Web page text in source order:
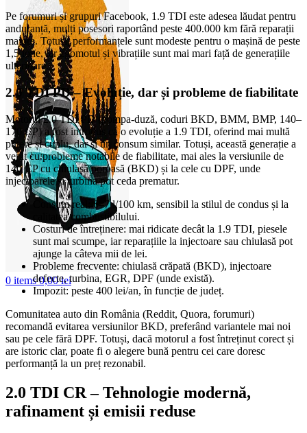
0 items 0,00lei
Pe forumuri și grupuri Facebook, 1.9 TDI este adesea lăudat pentru
anduranță, mulți posesori raportând peste 400.000 km fără reparații
majore. Totuși, performanțele sunt modeste pentru o mașină de peste
1,5 tone, iar zgomotul și vibrațiile sunt mai mari față de generațiile
ulterioare.
2.0 TDI PD – Evoluție, dar și probleme de fiabilitate
Motorul 2.0 TDI PD (pompa-duză, coduri BKD, BMM, BMP, 140–
170 CP) a fost introdus ca o evoluție a 1.9 TDI, oferind mai multă
putere și cuplu, dar și un consum similar. Totuși, această generație a
venit cu probleme notabile de fiabilitate, mai ales la versiunile de
140 CP cu chiulasă poroasă (BKD) și la cele cu DPF, unde
injectoarele și turbina pot ceda prematur.
Consum real: 6–7 l/100 km, sensibil la stilul de condus și la
calitatea combustibilului.
Costuri de întreținere: mai ridicate decât la 1.9 TDI, piesele
sunt mai scumpe, iar reparațiile la injectoare sau chiulasă pot
ajunge la câteva mii de lei.
Probleme frecvente: chiulasă crăpată (BKD), injectoare
defecte, turbina, EGR, DPF (unde există).
Impozit: peste 400 lei/an, în funcție de județ.
Comunitatea auto din România (Reddit, Quora, forumuri)
recomandă evitarea versiunilor BKD, preferând variantele mai noi
sau pe cele fără DPF. Totuși, dacă motorul a fost întreținut corect și
are istoric clar, poate fi o alegere bună pentru cei care doresc
performanță la un preț rezonabil.
2.0 TDI CR – Tehnologie modernă,
rafinament și emisii reduse